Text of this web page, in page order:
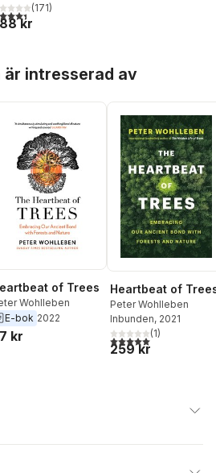
röster:
utav 5 stjärnor. Totalt antal röster:
(171)
kr
är intresserad av
of Trees
Wohlleben
E-bok 2022
kr
Heartbeat of
Peter Wohlleben
Inbunden, 2021
5,0utav 5 stjärnor.
(1)
259 kr